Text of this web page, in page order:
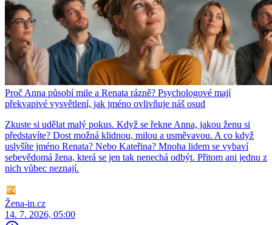
Proč Anna působí mile a Renata rázně? Psychologové mají
překvapivé vysvětlení, jak jméno ovlivňuje náš osud
Zkuste si udělat malý pokus. Když se řekne Anna, jakou ženu si
představíte? Dost možná klidnou, milou a usměvavou. A co když
uslyšíte jméno Renata? Nebo Kateřina? Mnoha lidem se vybaví
sebevědomá žena, která se jen tak nenechá odbýt. Přitom ani jednu z
nich vůbec neznají.
Žena-in.cz
14. 7. 2026, 05:00